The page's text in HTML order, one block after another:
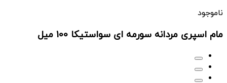
ناموجود
مام اسپری مردانه سورمه ای سواستیکا 100 میل